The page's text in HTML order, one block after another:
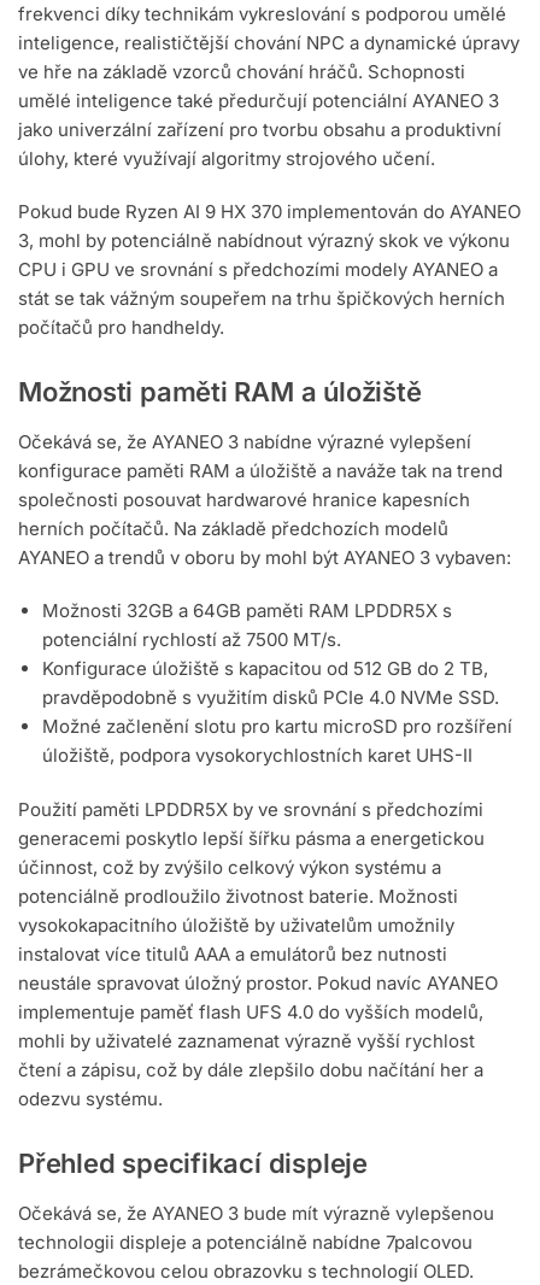
frekvenci díky technikám vykreslování s podporou umělé
inteligence, realističtější chování NPC a dynamické úpravy
ve hře na základě vzorců chování hráčů. Schopnosti
umělé inteligence také předurčují potenciální AYANEO 3
jako univerzální zařízení pro tvorbu obsahu a produktivní
úlohy, které využívají algoritmy strojového učení.
Pokud bude Ryzen AI 9 HX 370 implementován do AYANEO
3, mohl by potenciálně nabídnout výrazný skok ve výkonu
CPU i GPU ve srovnání s předchozími modely AYANEO a
stát se tak vážným soupeřem na trhu špičkových herních
počítačů pro handheldy.
Možnosti paměti RAM a úložiště
Očekává se, že AYANEO 3 nabídne výrazné vylepšení
konfigurace paměti RAM a úložiště a naváže tak na trend
společnosti posouvat hardwarové hranice kapesních
herních počítačů. Na základě předchozích modelů
AYANEO a trendů v oboru by mohl být AYANEO 3 vybaven:
Možnosti 32GB a 64GB paměti RAM LPDDR5X s
potenciální rychlostí až 7500 MT/s.
Konfigurace úložiště s kapacitou od 512 GB do 2 TB,
pravděpodobně s využitím disků PCIe 4.0 NVMe SSD.
Možné začlenění slotu pro kartu microSD pro rozšíření
úložiště, podpora vysokorychlostních karet UHS-II
Použití paměti LPDDR5X by ve srovnání s předchozími
generacemi poskytlo lepší šířku pásma a energetickou
účinnost, což by zvýšilo celkový výkon systému a
potenciálně prodloužilo životnost baterie. Možnosti
vysokokapacitního úložiště by uživatelům umožnily
instalovat více titulů AAA a emulátorů bez nutnosti
neustále spravovat úložný prostor. Pokud navíc AYANEO
implementuje paměť flash UFS 4.0 do vyšších modelů,
mohli by uživatelé zaznamenat výrazně vyšší rychlost
čtení a zápisu, což by dále zlepšilo dobu načítání her a
odezvu systému.
Přehled specifikací displeje
Očekává se, že AYANEO 3 bude mít výrazně vylepšenou
technologii displeje a potenciálně nabídne 7palcovou
bezrámečkovou celou obrazovku s technologií OLED.